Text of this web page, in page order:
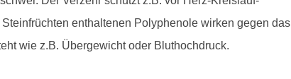
enthaltenen Polyphenole wirken gegen das
wie z.B. Übergewicht oder Bluthochdruck.